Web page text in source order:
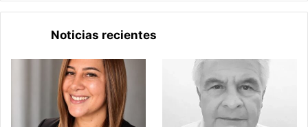
Noticias recientes